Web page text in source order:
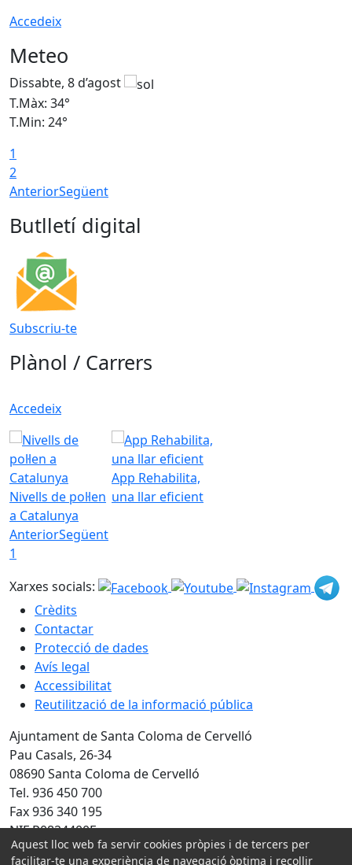
Accedeix
Meteo
Dissabte, 8 d’agost
T.Màx: 34°
T.Min: 24°
1
2
AnteriorSegüent
Butlletí digital
Subscriu-te
Plànol / Carrers
Accedeix
Nivells de pol·len
a Catalunya
App Rehabilita,
una llar eficient
AnteriorSegüent
1
Xarxes socials:
Crèdits
Contactar
Protecció de dades
Avís legal
Accessibilitat
Reutilització de la informació pública
Ajuntament de Santa Coloma de Cervelló
Pau Casals, 26-34
08690 Santa Coloma de Cervelló
Tel. 936 450 700
Fax 936 340 195
NIF P0824400F
Aquest lloc web fa servir cookies pròpies i de tercers per
facilitar-te una experiència de navegació òptima i recollir